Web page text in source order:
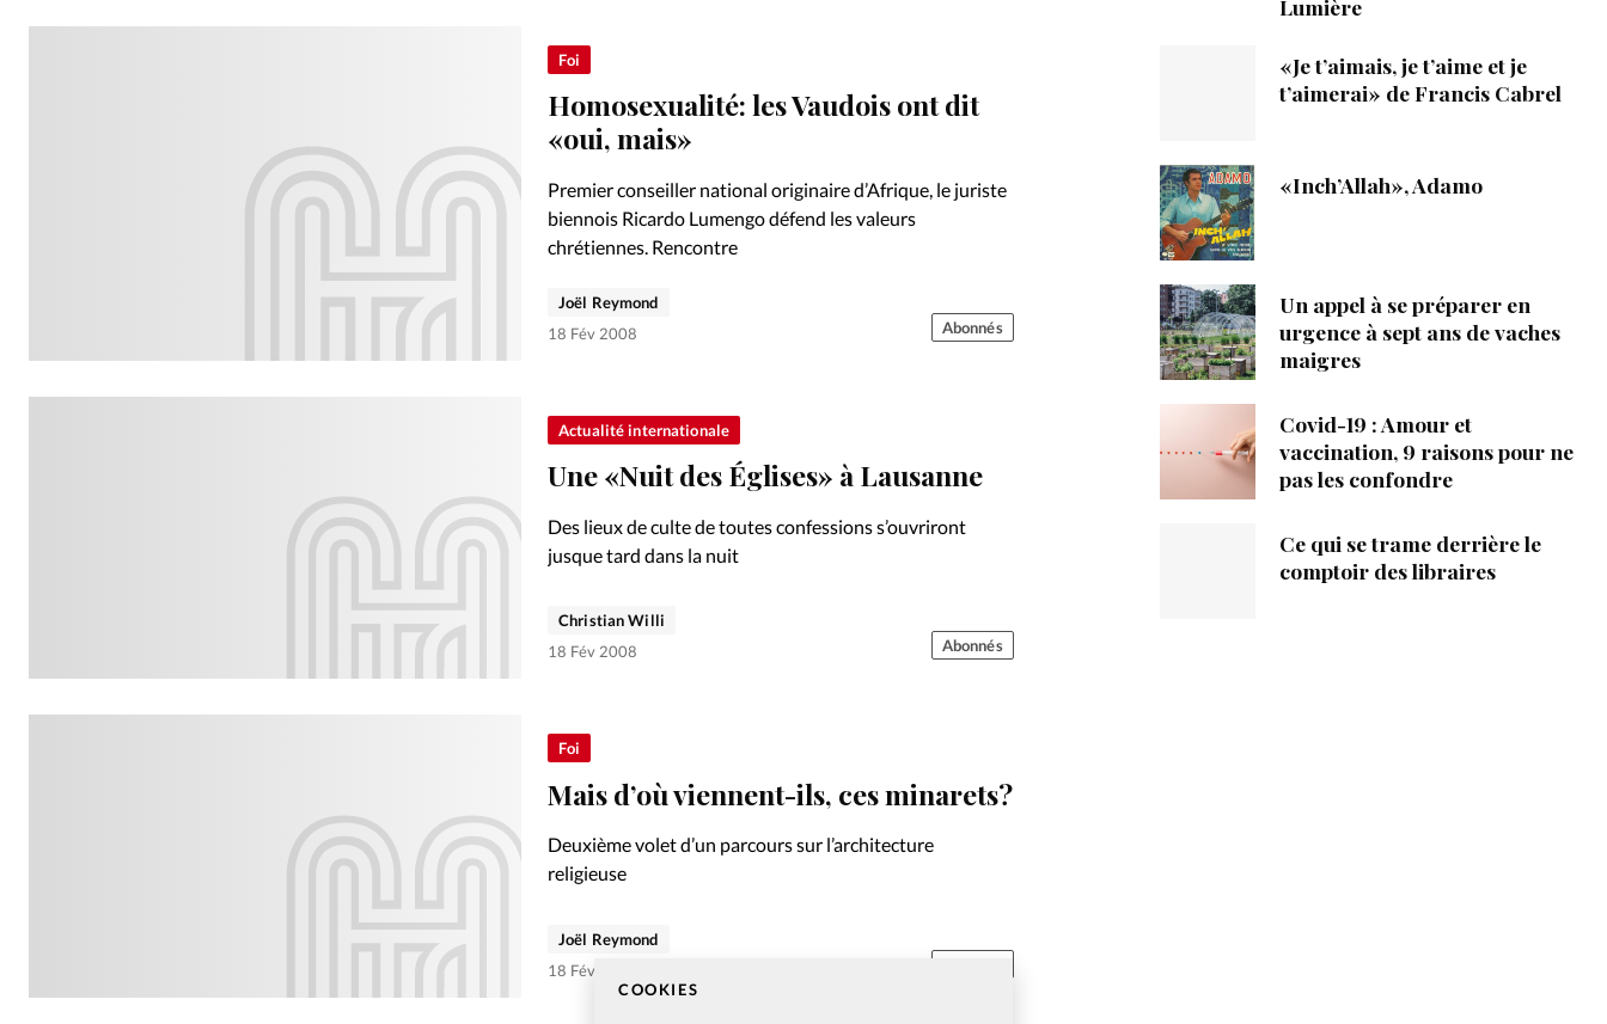
COOKIES
Foi
Homosexualité: les Vaudois ont dit
«oui, mais»
Premier conseiller national originaire d’Afrique, le juriste
biennois Ricardo Lumengo défend les valeurs
chrétiennes. Rencontre
Joël Reymond
18 Fév 2008
Abonnés
Actualité internationale
Une «Nuit des Églises» à Lausanne
Des lieux de culte de toutes confessions s’ouvriront
jusque tard dans la nuit
Christian Willi
18 Fév 2008
Abonnés
Foi
Mais d’où viennent-ils, ces minarets?
Deuxième volet d’un parcours sur l’architecture
religieuse
Joël Reymond
18 Fév 2008
Lumière
«Je t’aimais, je t’aime et je
t’aimerai» de Francis Cabrel
«Inch’Allah», Adamo
Un appel à se préparer en
urgence à sept ans de vaches
maigres
Covid-19 : Amour et
vaccination, 9 raisons pour ne
pas les confondre
Ce qui se trame derrière le
comptoir des libraires